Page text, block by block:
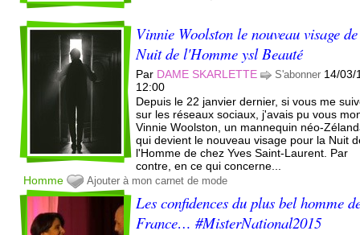
Vinnie Woolston le nouveau visage
Nuit de l'Homme ysl Beauté
Par DAME SKARLETTE S'abonner 14/03/
12:00
Depuis le 22 janvier dernier, si vous me
sur les réseaux sociaux, j'avais pu vous
Vinnie Woolston, un mannequin néo-
qui devient le nouveau visage pour la Nuit
l'Homme de chez Yves Saint-Laurent. Par
contre, en ce qui concerne...
Homme
Ajouter à mon carnet de mode
Les confidences du plus bel homme
France… #MisterNational2015